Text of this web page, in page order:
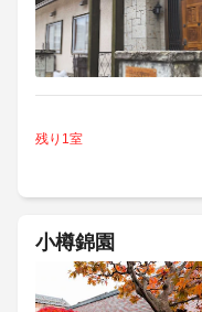
残り1室
小樽錦園